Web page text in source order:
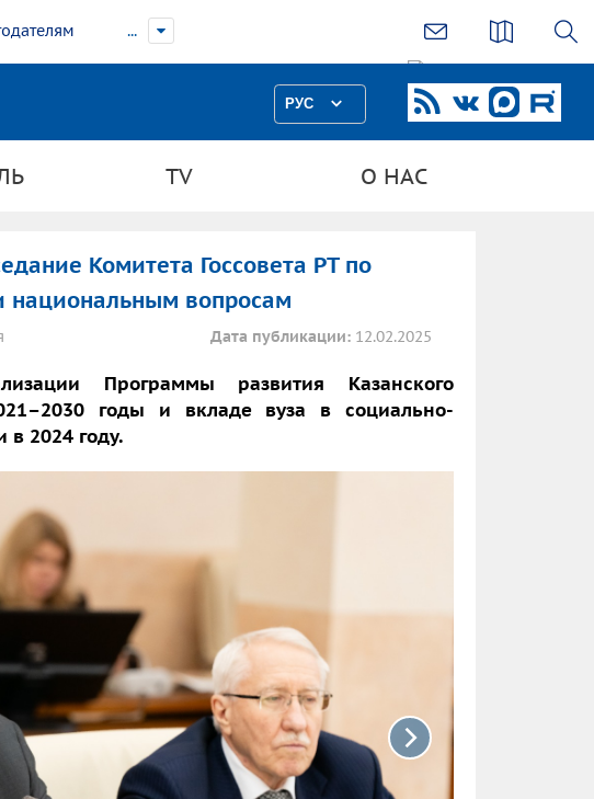
...
РУС
TV О НАС
Комитета Госсовета РТ по
национальным вопросам
Дата публикации: 12.02.2025
Программы развития Казанского
годы и вкладе вуза в социально-
в 2024 году.